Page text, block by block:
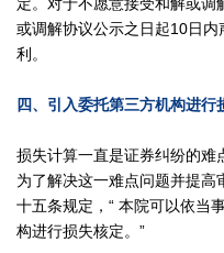
定。对于不愿意接受和解或
或调解协议公示之日起10日
利。
四、引入委托第三方机构进
损失计算一直是证券纠纷的难
为了解决这一难点问题并提高
十五条规定，“ 本院可以依当
构进行损失核定。”